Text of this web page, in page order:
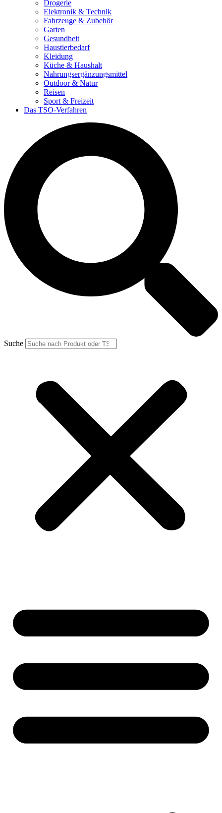
Drogerie
Elektronik & Technik
Fahrzeuge & Zubehör
Garten
Gesundheit
Haustierbedarf
Kleidung
Küche & Haushalt
Nahrungsergänzungsmittel
Outdoor & Natur
Reisen
Sport & Freizeit
Das TSO-Verfahren
Suche